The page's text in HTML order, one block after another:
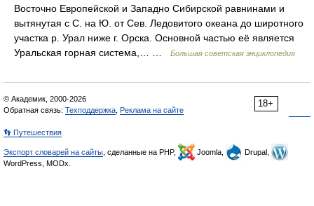
Восточно Европейской и Западно Сибирской равнинами и
вытянутая с С. на Ю. от Сев. Ледовитого океана до широтного
участка р. Урал ниже г. Орска. Основной частью её является
Уральская горная система,… …
Большая советская энциклопедия
18+
© Академик, 2000-2026
Обратная связь: Техподдержка Реклама на сайте
👣 Путешествия
Экспорт словарей на сайты , сделанные на PHP, Joomla,
Drupal,
WordPress, MODx.